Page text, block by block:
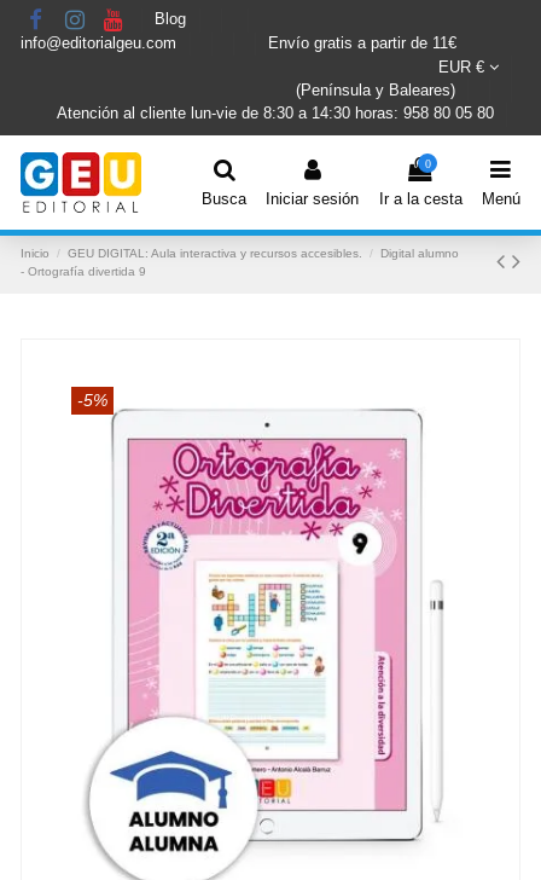
Blog
info@editorialgeu.com
Envío gratis a partir de 11€
EUR €
(Península y Baleares)
Atención al cliente lun-vie de 8:30 a 14:30 horas: 958 80 05 80
Busca Iniciar sesión
0
Ir a la cesta Menú
Inicio GEU DIGITAL: Aula interactiva y recursos accesibles.
Digital alumno
- Ortografía divertida 9
-5%